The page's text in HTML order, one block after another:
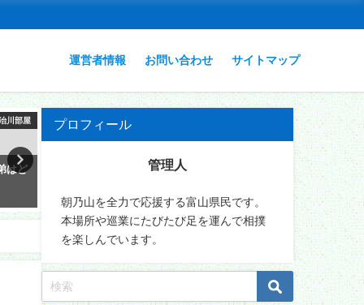
運営者情報 お問い合わせ サイトマップ
川部屋
はど
安青錦の背中と肩のあざはタト
2026年1月16日 2026年1月16日
プロフィール
管理人
朝乃山を全力で応援する富山県民です。
本場所や巡業にたびたび足を運んで相撲
を楽しんでいます。